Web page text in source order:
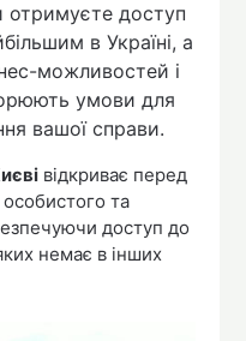
отримуєте доступ
в Україні, а
можливостей і
умови для
вашої справи.
відкриває перед
та
доступ до
немає в інших